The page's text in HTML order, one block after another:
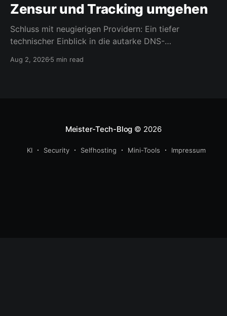
Zensur und Tracking umgehen
Schluss mit neugierigen Providern: Ein tiefer
technischer Einblick in die autarke DNS-
Aug 2, 20265 min read
Meister-Tech-Blog © 2026
KI Security Selfhosting Mini-Tools Impressum